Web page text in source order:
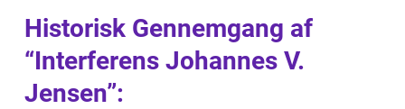
Historisk Gennemgang af
“Interferens Johannes V.
Jensen”: